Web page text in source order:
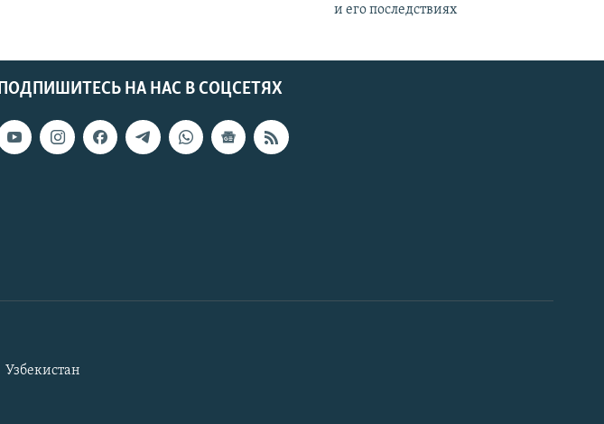
и его последствиях
ПОДПИШИТЕСЬ НА НАС В СОЦСЕТЯХ
Узбекистан